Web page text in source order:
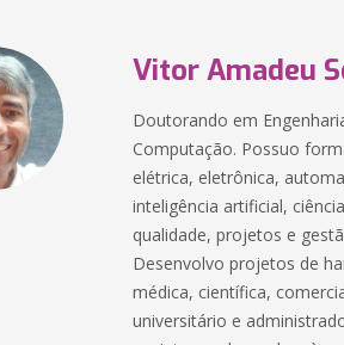
Vitor Amadeu
Doutorando em
Computação. Possuo
elétrica, eletrônica,
inteligência artificial,
qualidade, projetos e
Desenvolvo projetos de
médica, científica,
universitário e